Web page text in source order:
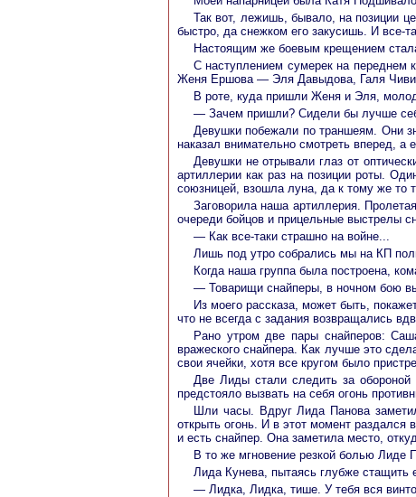
Так вот, лежишь, бывало, на позиции
быстро, да снежком его закусишь. И все-
Настоящим же боевым крещением
С наступлением сумерек на переднем
Женя Ершова — Эля Давыдова, Галя
В роте, куда пришли Женя и Эля,
— Зачем пришли? Сидели бы лучше
Девушки побежали по траншеям. Они
наказал внимательно смотреть вперед, а
Девушки не отрывали глаз от
артиллерии как раз на позиции роты.
союзницей, взошла луна, да к тому же то
Заговорила наша артиллерия.
очереди бойцов и прицельные выстрелы
— Как все-таки страшно на войне...
Лишь под утро собрались мы на КП
Когда наша группа была построена,
— Товарищи снайперы, в ночном бою
Из моего рассказа, может быть,
что не всегда с задания возвращались
Рано утром две пары снайперов:
вражеского снайпера. Как лучше это
свои ячейки, хотя все кругом было
Две Лиды стали следить за
предстояло вызвать на себя огонь
Шли часы. Вдруг Лида Панова
открыть огонь. И в этот момент
и есть снайпер. Она заметила место,
В то же мгновение резкой болью Лиде
Лида Кунева, пытаясь глубже стащить
— Лидка, Лидка, тише. У тебя вся